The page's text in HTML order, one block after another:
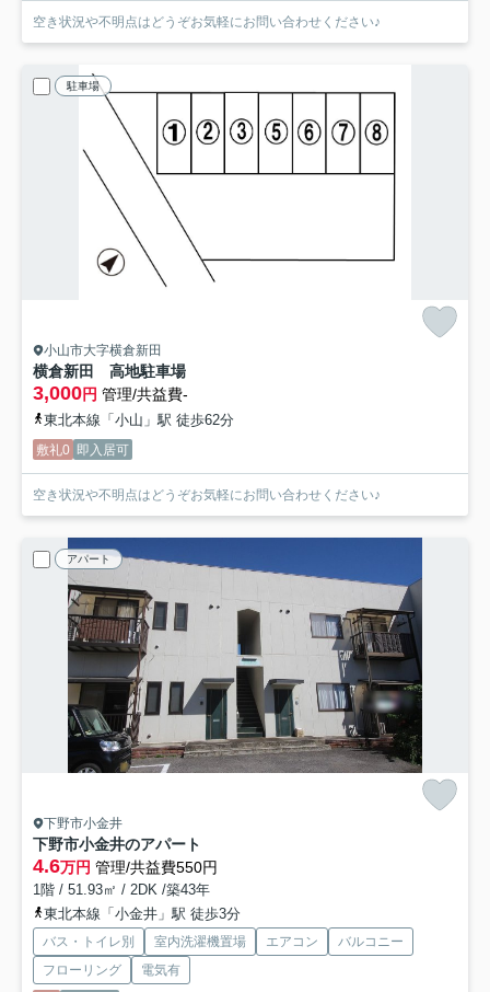
空き状況や不明点はどうぞお気軽にお問い合わせください♪
駐車場
小山市大字横倉新田
横倉新田 高地駐車場
3,000円 管理/共益費-
東北本線「小山」駅 徒歩62分
敷礼0 即入居可
空き状況や不明点はどうぞお気軽にお問い合わせください♪
アパート
下野市小金井
下野市小金井のアパート
4.6万円 管理/共益費550円
1階 / 51.93㎡ / 2DK /築43年
東北本線「小金井」駅 徒歩3分
バス・トイレ別 室内洗濯機置場 エアコン
バルコニー
フローリング
電気有